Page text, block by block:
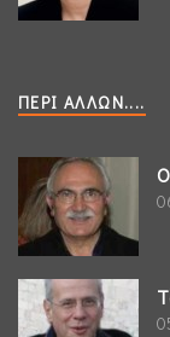
ΠΕΡΊ ΆΛΛΩΝ....